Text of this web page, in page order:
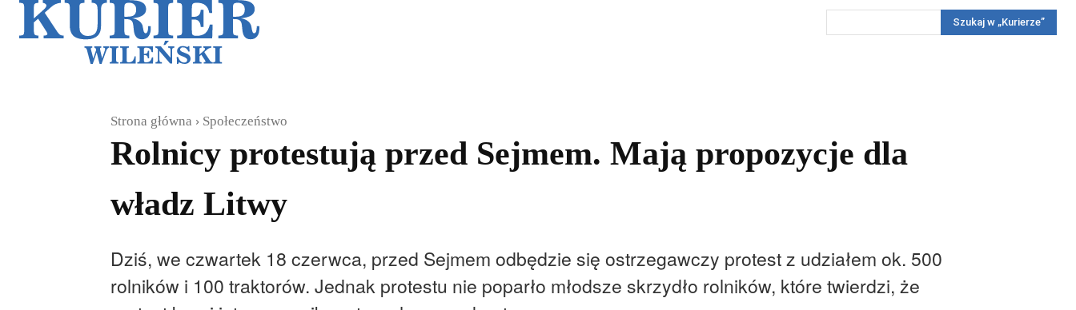
Reportaż KonkursyWięcej
Szukaj w „Kurierze”
Strona główna Społeczeństwo
Rolnicy protestują przed Sejmem. Mają propozycje dla
władz Litwy
Dziś, we czwartek 18 czerwca, przed Sejmem odbędzie się ostrzegawczy protest z udziałem ok. 500
rolników i 100 traktorów. Jednak protestu nie poparło młodsze skrzydło rolników, które twierdzi, że